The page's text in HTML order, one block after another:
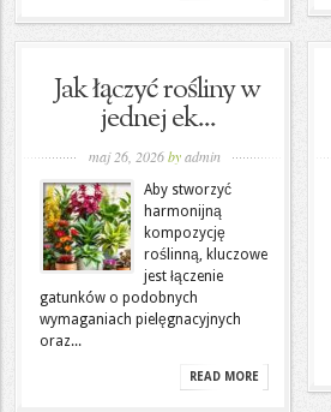
Jak łączyć rośliny w
jednej ek...
maj 26, 2026byadmin
Aby stworzyć
harmonijną
kompozycję
roślinną, kluczowe
jest łączenie
gatunków o podobnych
wymaganiach pielęgnacyjnych
oraz...
READ MORE